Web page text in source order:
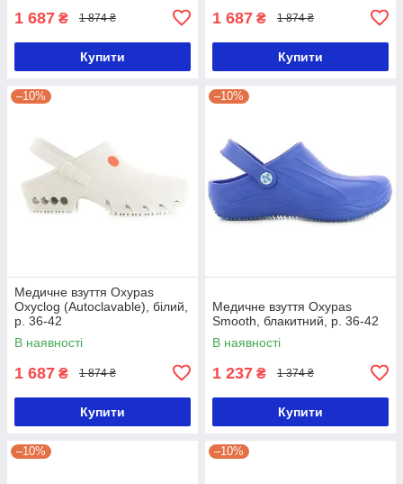
1 687 ₴ 1 874 ₴
Купити
1 687 ₴ 1 874 ₴
Купити
–10%
Медичне взуття Oxypas
Oxyclog (Autoclavable), білий,
р. 36-42
В наявності
1 687 ₴ 1 874 ₴
Купити
–10%
Медичне взуття Oxypas
Smooth, блакитний, р. 36-42
В наявності
1 237 ₴ 1 374 ₴
Купити
–10% –10%